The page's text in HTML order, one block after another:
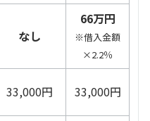
なし
66万円
※借入金額
×2.2％
33,000円 33,000円